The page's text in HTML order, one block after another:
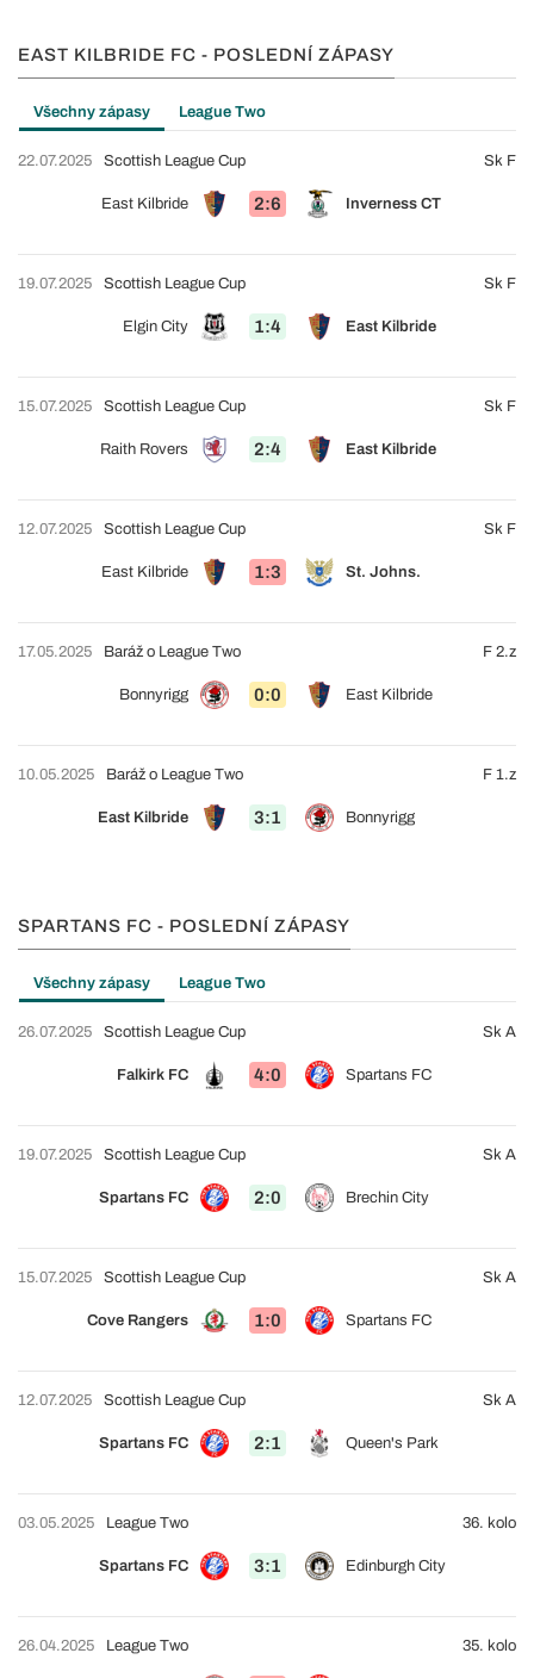
EAST KILBRIDE FC - POSLEDNÍ ZÁPASY
Všechny zápasy League Two
22.07.2025
East Kilbride 2:6 Inverness CT
Scottish League Cup Sk F
19.07.2025
Elgin City 1:4 East Kilbride
Scottish League Cup Sk F
15.07.2025
Raith Rovers 2:4 East Kilbride
Scottish League Cup Sk F
12.07.2025
East Kilbride 1:3 St. Johns.
Scottish League Cup Sk F
17.05.2025
Bonnyrigg 0:0 East Kilbride
Baráž o League Two F 2.z
10.05.2025
East Kilbride 3:1 Bonnyrigg
Baráž o League Two F 1.z
SPARTANS FC - POSLEDNÍ ZÁPASY
Všechny zápasy League Two
26.07.2025
Falkirk FC 4:0 Spartans FC
Scottish League Cup Sk A
19.07.2025
Spartans FC 2:0 Brechin City
Scottish League Cup Sk A
15.07.2025
Cove Rangers 1:0 Spartans FC
Scottish League Cup Sk A
12.07.2025
Spartans FC 2:1 Queen's Park
Scottish League Cup Sk A
03.05.2025
Spartans FC 3:1 Edinburgh City
League Two 36. kolo
26.04.2025 League Two 35. kolo